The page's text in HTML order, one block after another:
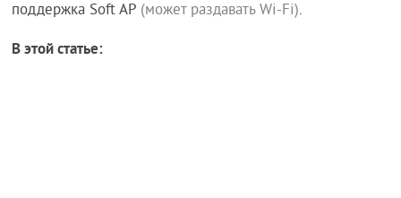
поддержка Soft AP (может раздавать Wi-Fi).
В этой статье: